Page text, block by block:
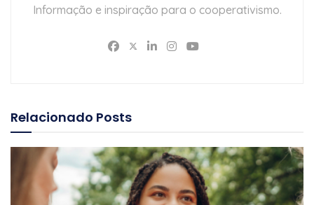
Informação e inspiração para o cooperativismo.
Relacionado Posts